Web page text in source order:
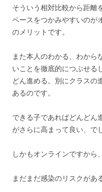
そういう相対比較から距離
ペースをつかみやすいのが
のメリットです。
また本人のわかる、わから
いことを徹底的につぶせる
どん進める。別にクラスの
あるのです。
できる子であればどんどん
がさらに高まって良い、で
しかもオンラインですから
まだまだ感染のリスクがあ